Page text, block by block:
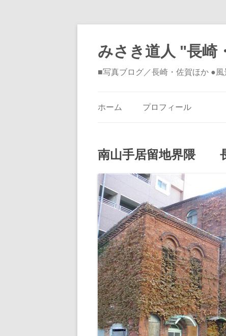
みさき道人 "長崎
■写真ブログ／長崎・佐賀ほか ●
ホーム プロフィール
南山手居留地界隈